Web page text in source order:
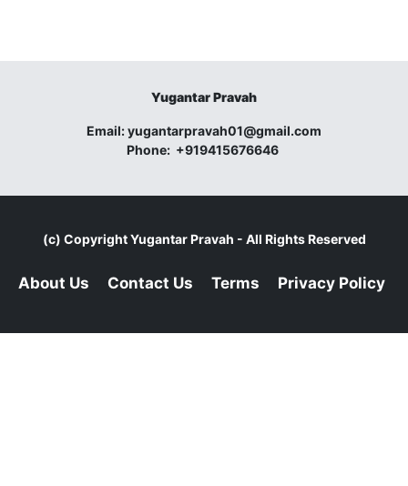
Yugantar Pravah
Email:yugantarpravah01@gmail.com
Phone: +919415676646
(c) CopyrightYugantar Pravah - All Rights Reserved
About Us Contact Us Terms Privacy Policy